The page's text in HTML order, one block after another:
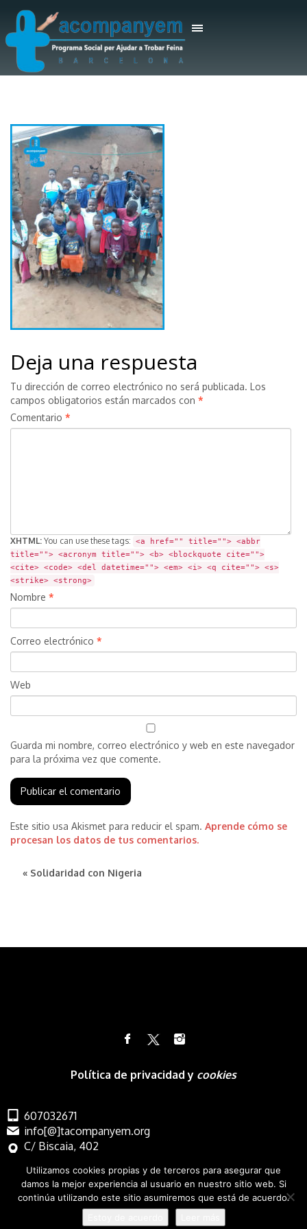
Deja una respuesta
Tu dirección de correo electrónico no será publicada. Los
campos obligatorios están marcados con *
Comentario *
XHTML: You can use these tags:
<a href="" title=""> <abbr
title=""> <acronym title=""> <b> <blockquote cite="">
<cite> <code> <del datetime=""> <em> <i> <q cite=""> <s>
<strike> <strong>
Nombre *
Correo electrónico *
Web
Guarda mi nombre, correo electrónico y web en este navegador
para la próxima vez que comente.
Este sitio usa Akismet para reducir el spam. Aprende cómo se
procesan los datos de tus comentarios.
« Solidaridad con Nigeria
Política de privacidad y cookies
607032671
info[@]tacompanyem.org
C/ Biscaia, 402
Utilizamos cookies propias y de terceros para asegurar que
damos la mejor experiencia al usuario en nuestro sitio web. Si
continúa utilizando este sitio asumiremos que está de acuerdo.